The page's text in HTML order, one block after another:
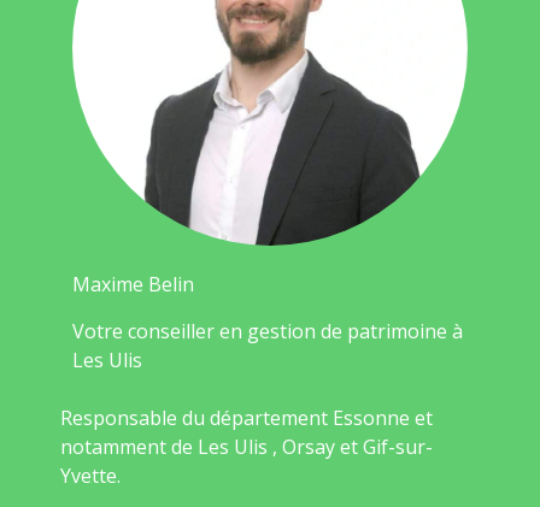
Maxime Belin
Votre conseiller en gestion de patrimoine à
Les Ulis
Responsable du département Essonne et
notamment de Les Ulis , Orsay et Gif-sur-
Yvette.